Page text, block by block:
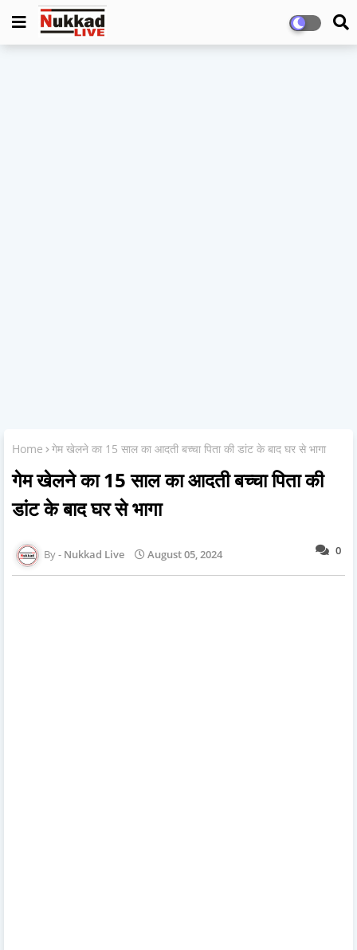
Home गेम खेलने का 15 साल का आदती बच्चा पिता की डांट के बाद घर से भागा
गेम खेलने का 15 साल का आदती बच्चा पिता की
डांट के बाद घर से भागा
0
Nukkad Live August 05, 2024